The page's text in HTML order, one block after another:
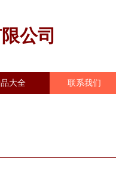
公司
大全 联系我们